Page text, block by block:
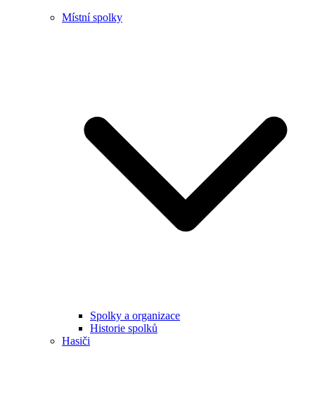
Místní spolky
Spolky a organizace
Historie spolků
Hasiči